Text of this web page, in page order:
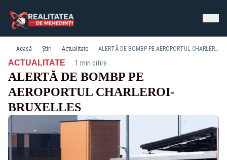
Acasă Știri Actualitate ALERTĂ DE BOMBP PE AEROPORTUL CHARLEROI-BRUXELLES
ACTUALITATE· 1 min citire
ALERTĂ DE BOMBP PE
AEROPORTUL CHARLEROI-
BRUXELLES